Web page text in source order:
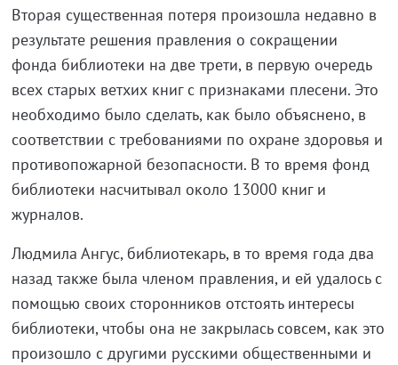
Вторая существенная потеря произошла недавно в
результате решения правления о сокращении
фонда библиотеки на две трети, в первую очередь
всех старых ветхих книг с признаками плесени. Это
необходимо было сделать, как было объяснено, в
соответствии с требованиями по охране здоровья и
противопожарной безопасности. В то время фонд
библиотеки насчитывал около 13000 книг и
журналов.
Людмила Ангус, библиотекарь, в то время года два
назад также была членом правления, и ей удалось с
помощью своих сторонников отстоять интересы
библиотеки, чтобы она не закрылась совсем, как это
произошло с другими русскими общественными и